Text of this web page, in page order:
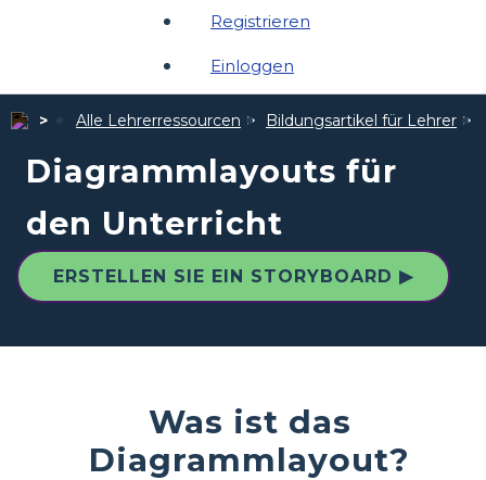
Registrieren
Einloggen
Alle Lehrerressourcen Bildungsartikel für Lehrer
Diagrammlayouts für
den Unterricht
ERSTELLEN SIE EIN STORYBOARD ▶
Was ist das
Diagrammlayout?